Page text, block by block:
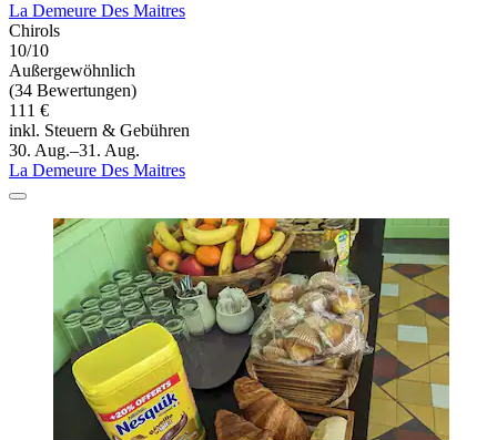
La Demeure Des Maitres
Chirols
10/10
Außergewöhnlich
(34 Bewertungen)
111 €
inkl. Steuern & Gebühren
30. Aug.–31. Aug.
La Demeure Des Maitres